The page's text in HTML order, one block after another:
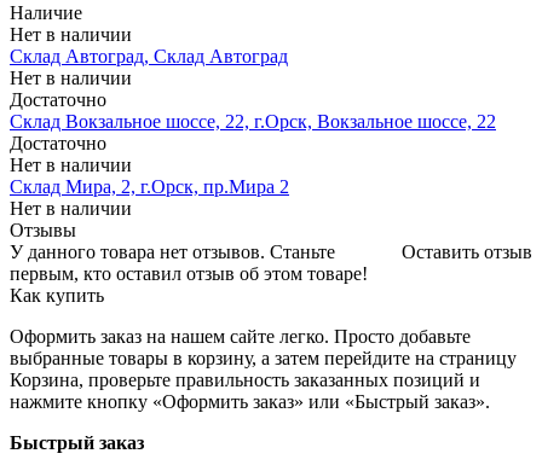
Наличие
Нет в наличии
Склад Автоград, Склад Автоград
Нет в наличии
Достаточно
Склад Вокзальное шоссе, 22, г.Орск, Вокзальное шоссе, 22
Достаточно
Нет в наличии
Склад Мира, 2, г.Орск, пр.Мира 2
Нет в наличии
Отзывы
Оставить отзыв
У данного товара нет отзывов. Станьте
первым, кто оставил отзыв об этом товаре!
Как купить
Оформить заказ на нашем сайте легко. Просто добавьте
выбранные товары в корзину, а затем перейдите на страницу
Корзина, проверьте правильность заказанных позиций и
нажмите кнопку «Оформить заказ» или «Быстрый заказ».
Быстрый заказ